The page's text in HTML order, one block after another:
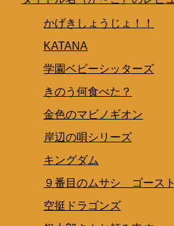
かげきしょうじょ！！
KATANA
学園ベビーシッターズ
きのう何食べた？
金色のマビノギオン
岸辺の唄シリーズ
キングダム
９番目のムサシ ゴース
空挺ドラゴンズ